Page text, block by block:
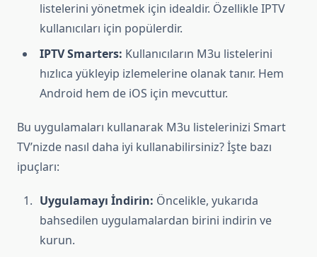
listelerini yönetmek için idealdir. Özellikle IPTV
kullanıcıları için popülerdir.
IPTV Smarters: Kullanıcıların M3u listelerini
hızlıca yükleyip izlemelerine olanak tanır. Hem
Android hem de iOS için mevcuttur.
Bu uygulamaları kullanarak M3u listelerinizi Smart
TV’nizde nasıl daha iyi kullanabilirsiniz? İşte bazı
ipuçları:
Uygulamayı İndirin: Öncelikle, yukarıda
bahsedilen uygulamalardan birini indirin ve
kurun.